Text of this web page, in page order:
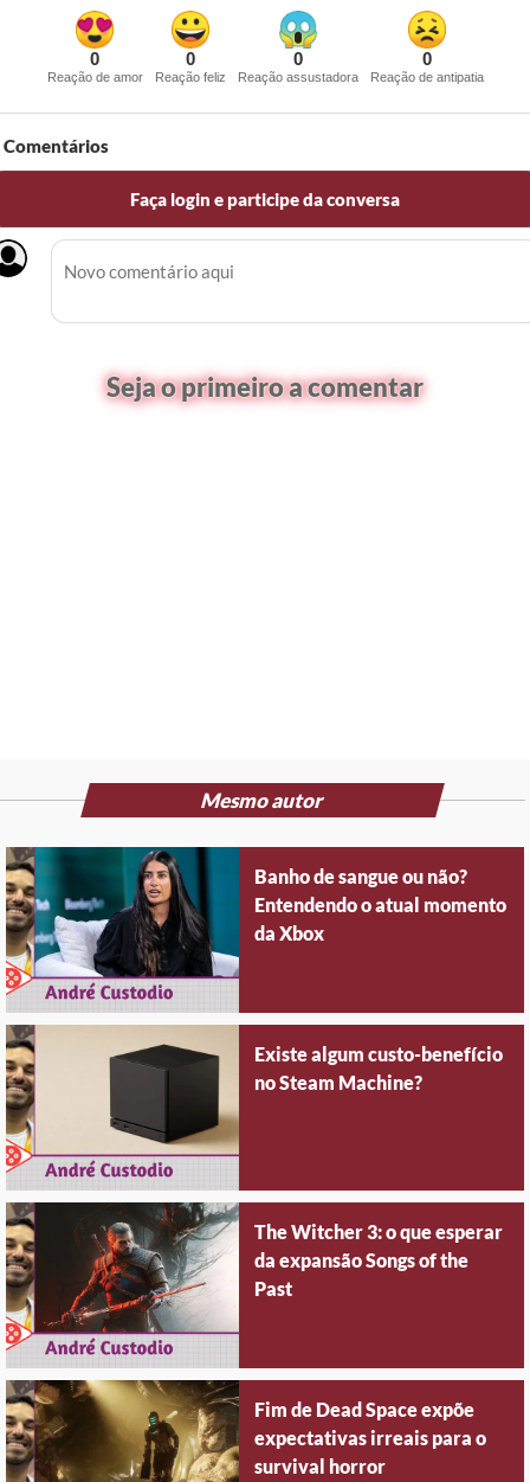
0
Reação de amor
0
Reação feliz
0
Reação assustadora
0
Reação de antipatia
Comentários
Faça login e participe da conversa
Seja o primeiro a comentar
Mesmo autor
Banho de sangue ou não?
Entendendo o atual momento
da Xbox
Existe algum custo-benefício
no Steam Machine?
The Witcher 3: o que esperar
da expansão Songs of the
Past
Fim de Dead Space expõe
expectativas irreais para o
survival horror